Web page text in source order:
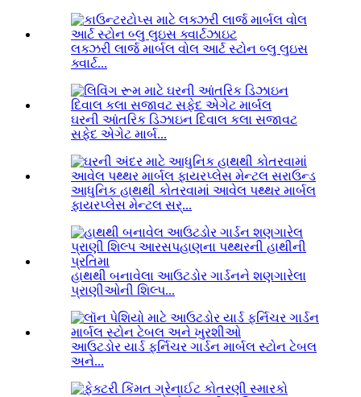
લક્ઝરી લાર્જ માર્બલ વોલ આર્ટ સ્ટોન બ્લુ લુઇસ
ક્વાર્ટ...
ઘરની આંતરિક ડિઝાઇન દિવાલ કલા સજાવટ
સફેદ એગેટ માર્બ...
આધુનિક હાથથી કોતરવામાં આવેલ પથ્થર માર્બલ
ફાયરપ્લેસ મેન્ટલ સર્...
હાથથી બનાવેલા આઉટડોર ગાર્ડનને શણગારેલા
પ્રાણીઓની શિલ્પ...
આઉટડોર યાર્ડ ફર્નિચર ગાર્ડન માર્બલ સ્ટોન ટેબલ
અને...